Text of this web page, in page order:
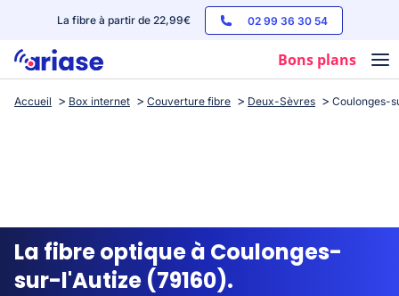
La fibre à partir de 22,99€ 02 99 36 30 54
Bons plans
Box internet
Streaming
Accueil Box internet Couverture fibre Deux-Sèvres Coulonges-
La fibre optique à Coulonges-
sur-l'Autize (79160).